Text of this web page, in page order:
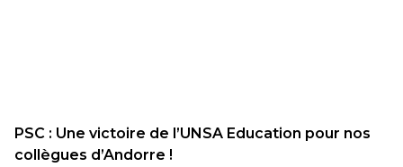
PSC : Une victoire de l’UNSA Education pour nos
collègues d’Andorre !